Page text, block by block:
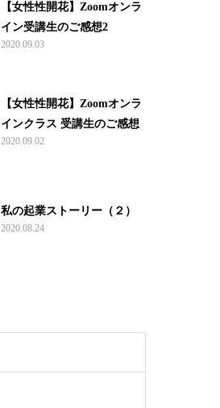
【女性性開花】Zoomオンラ
イン受講生のご感想2
2020.09.03
【女性性開花】Zoomオンラ
インクラス 受講生のご感想
2020.09.02
私の起業ストーリー（２）
2020.08.24